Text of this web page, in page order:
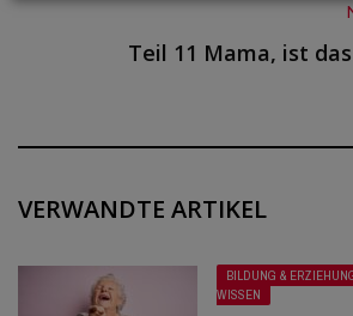
Teil 11 Mama, ist
VERWANDTE ARTIKEL
BILDUNG &
WISSEN